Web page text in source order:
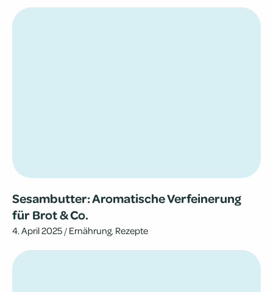
Ses­am­but­ter: Aro­ma­ti­sche Ver­fei­ne­rung
für Brot & Co.
4. April 2025 / Ernährung, Rezepte